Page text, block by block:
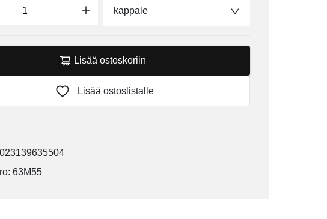
kappale
Lisää ostoskoriin
Lisää ostoslistalle
63M55